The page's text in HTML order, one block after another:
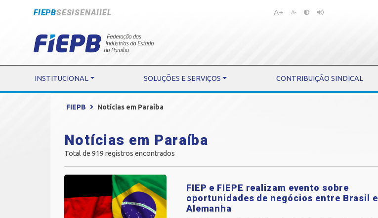
FIEPBSESISENAIIEL
Pular
Pular
A+ A-
INSTITUCIONAL SOLUÇÕES E SERVIÇOS CONTRIBUIÇÃO SINDICAL
FIEPB Notícias em Paraíba
Notícias em Paraíba
Total de 919 registros encontrados
FIEP e FIEPE realizam evento sobre
oportunidades de negócios entre Brasil e
Alemanha